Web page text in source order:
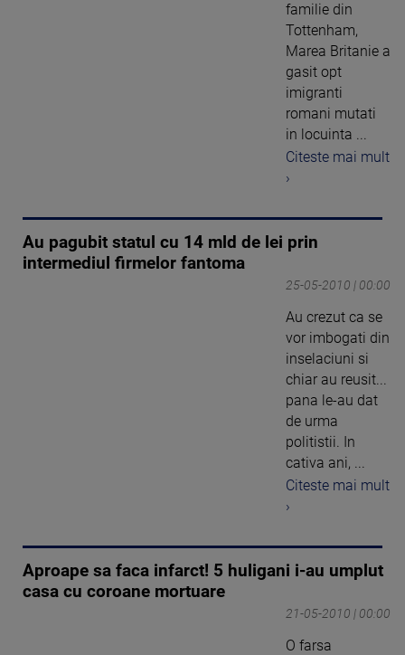
familie din
Tottenham,
Marea Britanie a
gasit opt
imigranti
romani mutati
in locuinta ...
Citeste mai mult
›
Au pagubit statul cu 14 mld de lei prin
intermediul firmelor fantoma
25-05-2010 | 00:00
Au crezut ca se
vor imbogati din
inselaciuni si
chiar au reusit...
pana le-au dat
de urma
politistii. In
cativa ani, ...
Citeste mai mult
›
Aproape sa faca infarct! 5 huligani i-au umplut
casa cu coroane mortuare
21-05-2010 | 00:00
O farsa